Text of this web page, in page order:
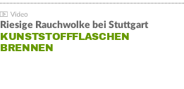
Riesige Rauchwolke bei Stuttgart
KUNSTSTOFFFLASCHEN
BRENNEN